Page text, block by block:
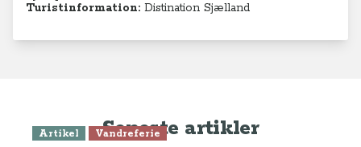
Turistinformation: Distination Sjælland
Seneste artikler
Artikel Vandreferie